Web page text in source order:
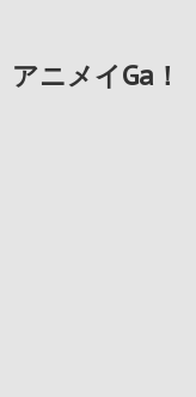
アニメイGa！